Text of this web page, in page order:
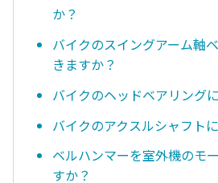
か？
バイクのスイングアーム軸
きますか？
バイクのヘッドベアリング
バイクのアクスルシャフト
ベルハンマーを室外機のモ
すか？